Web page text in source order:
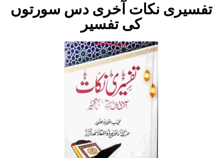
تفسیری نکات آخری دس سورتوں
کی تفسیر